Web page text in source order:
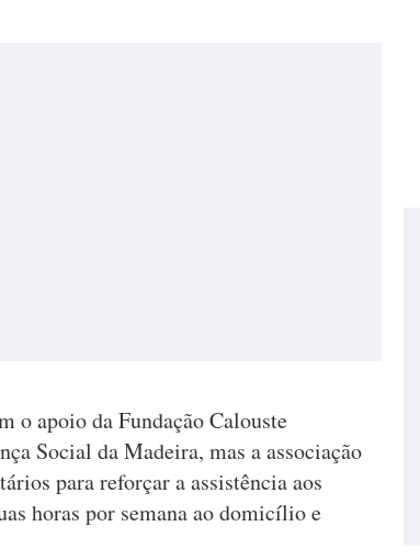
o apoio da Fundação Calouste
Social da Madeira, mas a associação
para reforçar a assistência aos
horas por semana ao domicílio e